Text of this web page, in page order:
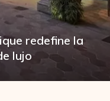
redefine la
lujo